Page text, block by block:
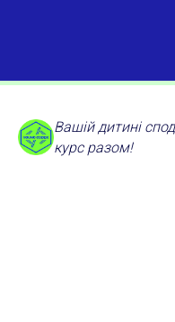
Вашій дитині
курс разом!